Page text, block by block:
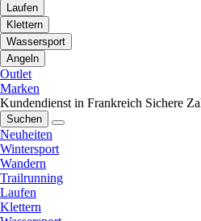
Laufen
Klettern
Wassersport
Angeln
Outlet
Marken
Kundendienst in Frankreich Sichere
Suchen
Neuheiten
Wintersport
Wandern
Trailrunning
Laufen
Klettern